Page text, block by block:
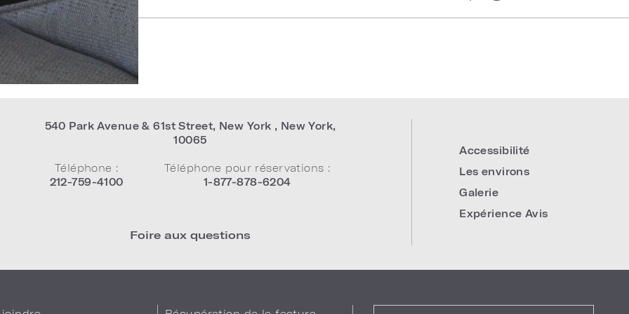
540 Park Avenue & 61st Street, New York , New York,
10065
Téléphone :
212-759-4100
Téléphone pour réservations :
1-877-878-6204
Foire aux questions
Accessibilité
Les environs
Galerie
Expérience Avis